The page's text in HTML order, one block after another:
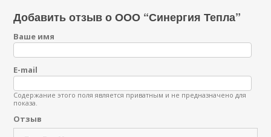
Добавить отзыв о ООО “Синергия Тепла”
Ваше имя
E-mail
Содержание этого поля является приватным и не предназначено для
показа.
Отзыв